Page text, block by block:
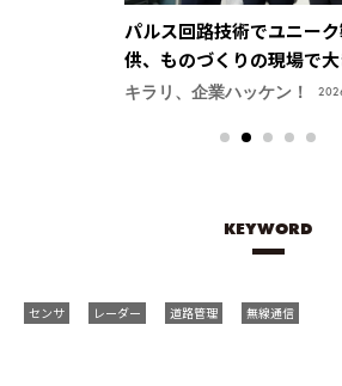
世界のプラント設備を支
クの石井」～新エネ貯蔵
ボンニュートラル社会を実
キラリ、企業ハッケン！
KEYWORD
センサ レーダー 道路管理 無線通信